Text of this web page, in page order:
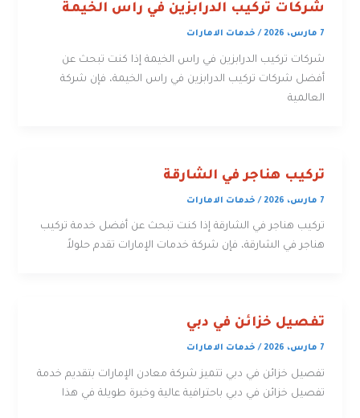
شركات تركيب الدرابزين في راس الخيمة
7 مارس، 2026 / خدمات الامارات
شركات تركيب الدرابزين في راس الخيمة إذا كنت تبحث عن
أفضل شركات تركيب الدرابزين في راس الخيمة، فإن شركة
العالمية
تركيب هناجر في الشارقة
7 مارس، 2026 / خدمات الامارات
تركيب هناجر في الشارقة إذا كنت تبحث عن أفضل خدمة تركيب
هناجر في الشارقة، فإن شركة خدمات الإمارات تقدم حلولاً
تفصيل خزائن في دبي
7 مارس، 2026 / خدمات الامارات
تفصيل خزائن في دبي تتميز شركة معادن الإمارات بتقديم خدمة
تفصيل خزائن في دبي باحترافية عالية وخبرة طويلة في هذا